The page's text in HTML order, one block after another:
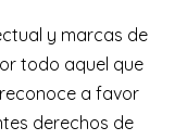
y marcas de
todo aquel que
reconoce a favor
derechos de